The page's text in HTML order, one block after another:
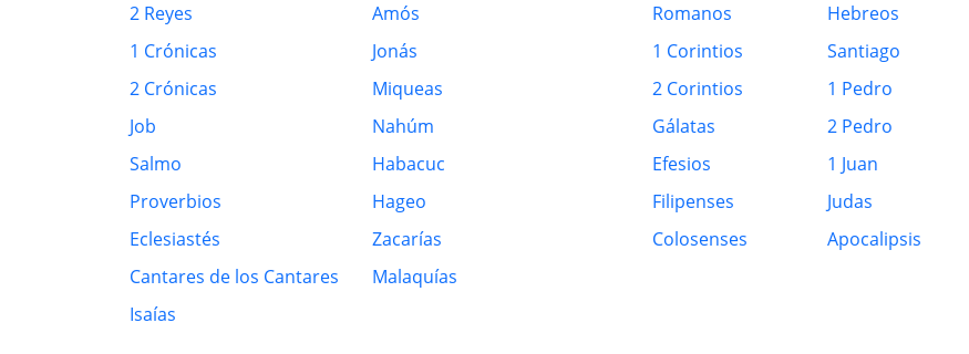
2 Reyes
1 Crónicas
2 Crónicas
Job
Salmo
Proverbios
Eclesiastés
Cantares de los Cantares
Isaías
Amós
Jonás
Miqueas
Nahúm
Habacuc
Hageo
Zacarías
Malaquías
Romanos
1 Corintios
2 Corintios
Gálatas
Efesios
Filipenses
Colosenses
Hebreos
Santiago
1 Pedro
2 Pedro
1 Juan
Judas
Apocalipsis